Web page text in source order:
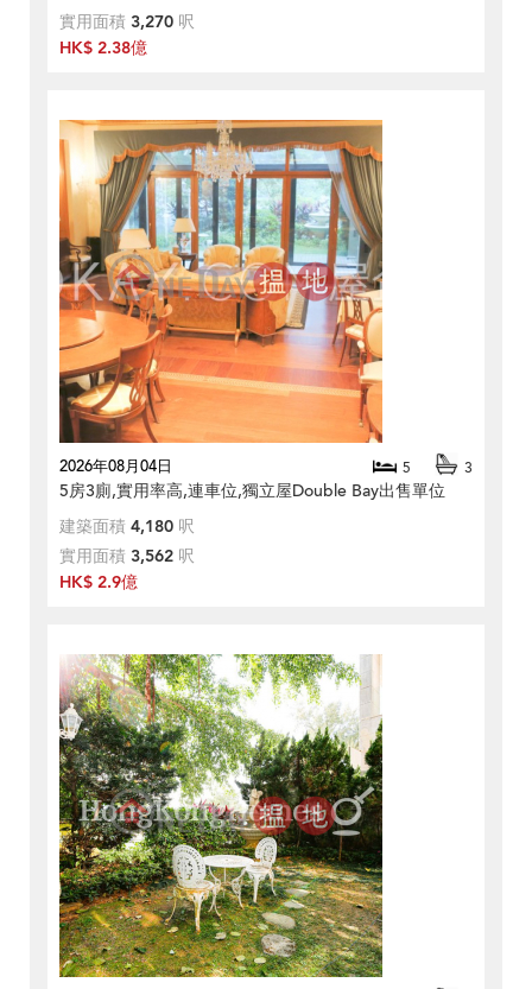
實用面積 3,270 呎
HK$ 2.38億
2026年08月04日 5 3
5房3廁,實用率高,連車位,獨立屋Double Bay出售單位
建築面積 4,180 呎
實用面積 3,562 呎
HK$ 2.9億